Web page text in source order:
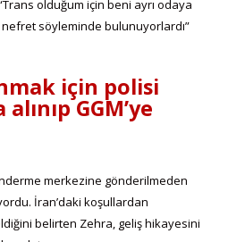
olduğum için beni ayrı odaya
söyleminde bulunuyorlardı”
için polisi
GGM’ye
merkezine gönderilmeden
İran’daki koşullardan
belirten Zehra, geliş hikayesini